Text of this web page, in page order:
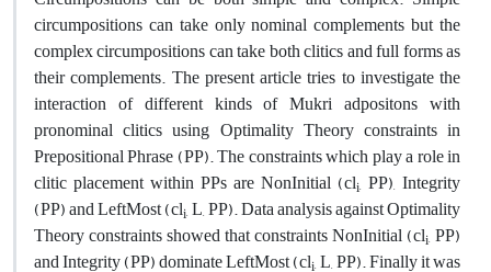
circumpositions can take only nominal complements but the
complex circumpositions can take both clitics and full forms as
their complements. The present article tries to investigate the
interaction of different kinds of Mukri adpositons with
pronominal clitics using Optimality Theory constraints in
Prepositional Phrase (PP). The constraints which play a role in
clitic placement within PPs are NonInitial (cli, PP), Integrity
(PP) and LeftMost (cli, L, PP). Data analysis against Optimality
Theory constraints showed that constraints NonInitial (cli, PP)
and Integrity (PP) dominate LeftMost (cli, L, PP). Finally it was